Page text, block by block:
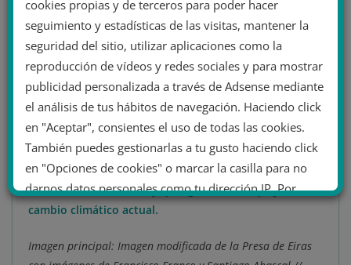
puede prevenir desbordamientos y mantener la
seguridad de las poblaciones cercanas a los cauces.
Estos mensajes de desinformación generan
desconfianza hacia las políticas medioambientalesy
dificultan la adopción de medidas adecuadas frente al
cambio climático. La narrativa promovida por estos
grupos intensifica la polarización, apelando a la
nostalgia de unsupuesto pasado en el que la
seguridad hídrica estaba garantizada , una visión que
carece debase técnica y que ignora la complejidad del
cambio climático actual.
Imagen principal: Imagen modificada de la Presa de Eiras
cookies propias y de terceros para poder hacer
seguimiento y estadísticas de las visitas, mantener la
seguridad del sitio, utilizar aplicaciones como la
reproducción de vídeos y redes sociales y para mostrar
publicidad personalizada a través de Adsense mediante
el análisis de tus hábitos de navegación. Haciendo click
en "Aceptar", consientes el uso de todas las cookies.
También puedes gestionarlas a tu gusto haciendo click
en "Opciones de cookies" o marcar la casilla para no
darnos datos personales como tu dirección IP. Por
último, puedes leer nuestra Política de cookies.
No dar mi información personal